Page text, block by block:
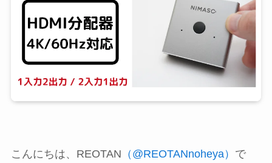
こんにちは、REOTAN （@REOTANnoheya） で